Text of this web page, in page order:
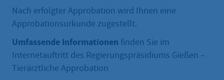
Nach erfolgter Approbation wird Ihnen eine
Approbationsurkunde zugestellt.
Umfassende Informationen finden Sie im
Internetauftritt des Regierungspräsidiums Gießen –
Tierärztliche Approbation